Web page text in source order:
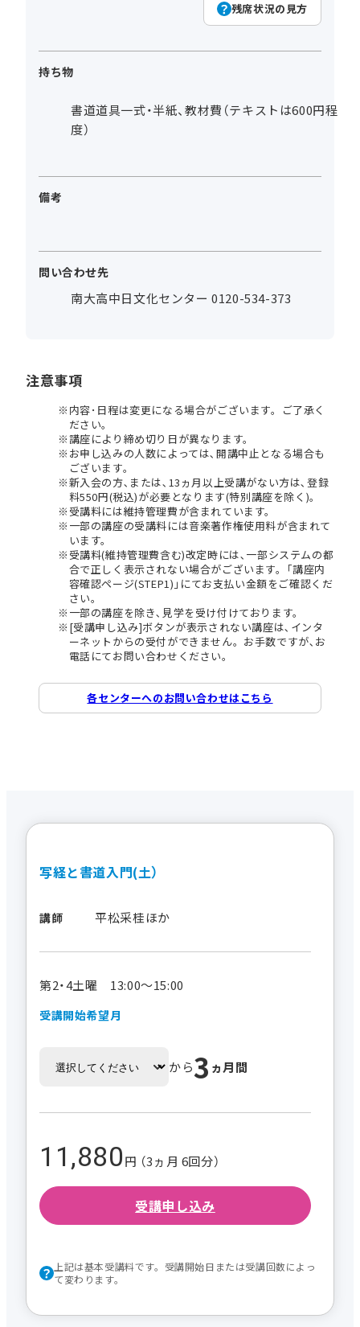
残席状況の見方
持ち物
書道道具一式・半紙、教材費（テキストは600円程
度）
備考
問い合わせ先
南大高中日文化センター 0120-534-373
注意事項
内容･日程は変更になる場合がございます。ご了承く
ださい。
講座により締め切り日が異なります。
お申し込みの人数によっては､開講中止となる場合も
ございます。
新入会の方､または､13ヵ月以上受講がない方は､登録
料550円(税込)が必要となります(特別講座を除く)。
受講料には維持管理費が含まれています。
一部の講座の受講料には音楽著作権使用料が含まれて
います。
受講料(維持管理費含む)改定時には､一部システムの都
合で正しく表示されない場合がございます。｢講座内
容確認ページ(STEP1)｣にてお支払い金額をご確認くだ
さい。
一部の講座を除き､見学を受け付けております。
[受講申し込み]ボタンが表示されない講座は､インタ
ーネットからの受付ができません。お手数ですが､お
電話にてお問い合わせください。
各センターへのお問い合わせはこちら
写経と書道入門(土）
講師 平松采桂ほか
第2・4土曜 13:00～15:00
受講開始希望月
から3 ヵ月間
11,880円 （3ヵ月 6回分）
受講申し込み
上記は基本受講料です。受講開始日または受講回数によっ
て変わります。